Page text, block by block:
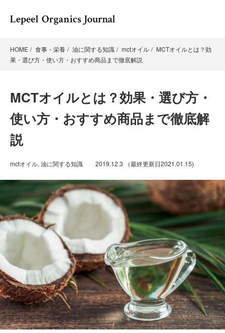
HOME 食事・栄養 油に関する知識 mctオイル
MCTオイルとは？効
果・選び方・使い方・おすすめ商品まで徹底解説
MCTオイルとは？効果・選び方・
使い方・おすすめ商品まで徹底解
説
mctオイル, 油に関する知識 2019.12.3 （最終更新日2021.01.15)